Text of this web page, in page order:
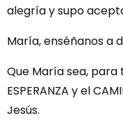
alegría y supo
María, enséñanos a
Que María sea, para
ESPERANZA y el
Jesús.